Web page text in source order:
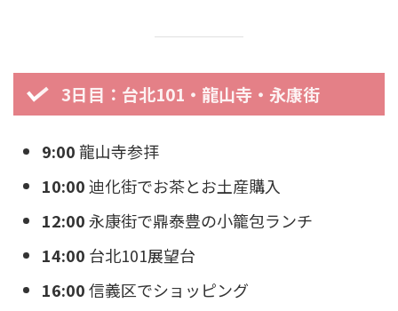
3日目：台北101・龍山寺・永康街
9:00龍山寺参拝
10:00迪化街でお茶とお土産購入
12:00永康街で鼎泰豊の小籠包ランチ
14:00 台北101展望台
16:00信義区でショッピング